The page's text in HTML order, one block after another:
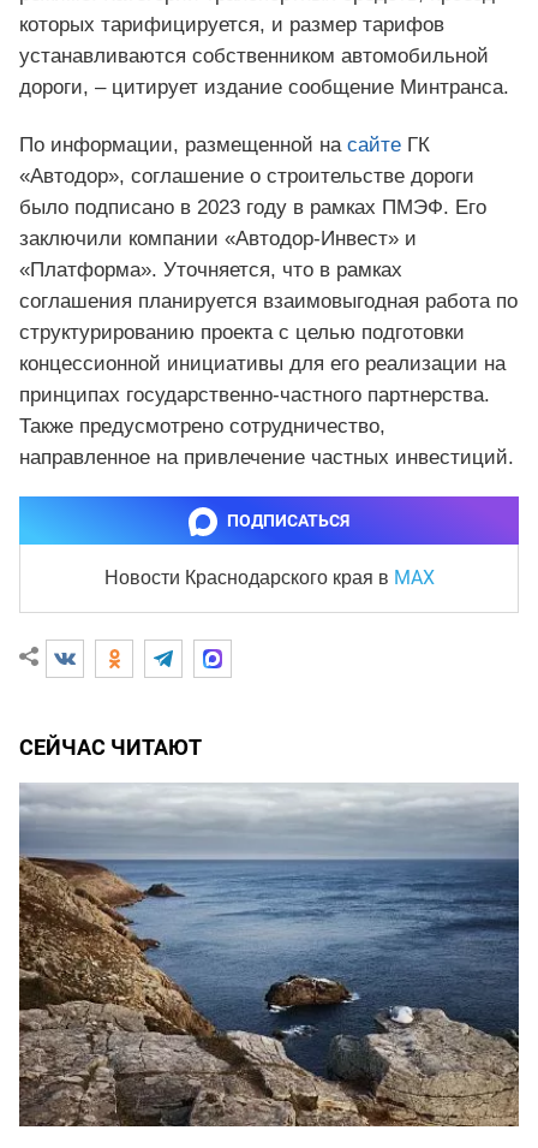
которых тарифицируется, и размер тарифов
устанавливаются собственником автомобильной
дороги, – цитирует издание сообщение Минтранса.
По информации, размещенной на сайте ГК
«Автодор», соглашение о строительстве дороги
было подписано в 2023 году в рамках ПМЭФ. Его
заключили компании «Автодор-Инвест» и
«Платформа». Уточняется, что в рамках
соглашения планируется взаимовыгодная работа по
структурированию проекта с целью подготовки
концессионной инициативы для его реализации на
принципах государственно-частного партнерства.
Также предусмотрено сотрудничество,
направленное на привлечение частных инвестиций.
ПОДПИСАТЬСЯ
Новости Краснодарского края в MAX
СЕЙЧАС ЧИТАЮТ